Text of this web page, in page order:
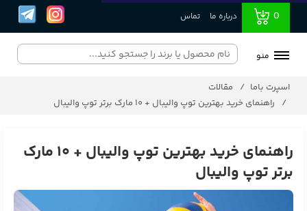
0 درباره ما تماس
منو
اسپرت باما
مقالات
راهنمای خرید بهترین توپ والیبال + ۱۰ مارک برتر توپ والیبال
راهنمای خرید بهترین توپ والیبال + ۱۰ مارک
برتر توپ والیبال